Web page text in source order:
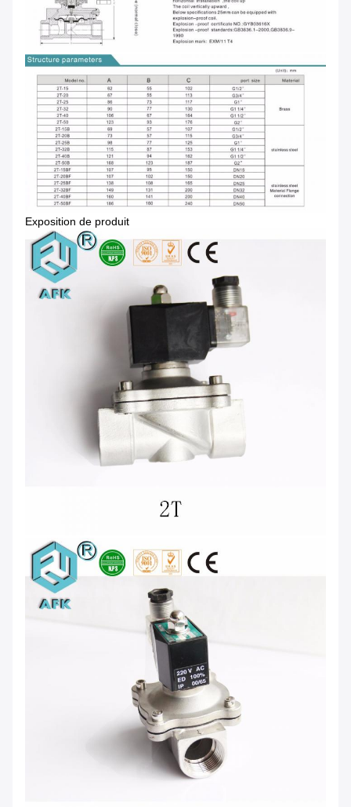
Exposition de produit